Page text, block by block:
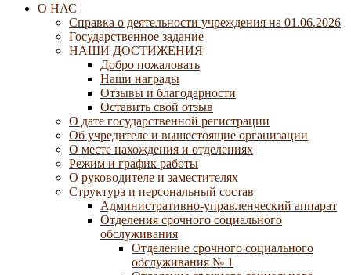
О НАС
Справка о деятельности учреждения на 01.06.2026
Государственное задание
НАШИ ДОСТИЖЕНИЯ
Добро пожаловать
Наши награды
Отзывы и благодарности
Оставить свой отзыв
О дате государственной регистрации
Об учредителе и вышестоящие организации
О месте нахождения и отделениях
Режим и график работы
О руководителе и заместителях
Структура и персональный состав
Административно-управленческий аппарат
Отделения срочного социального
обслуживания
Отделение срочного социального
обслуживания № 1